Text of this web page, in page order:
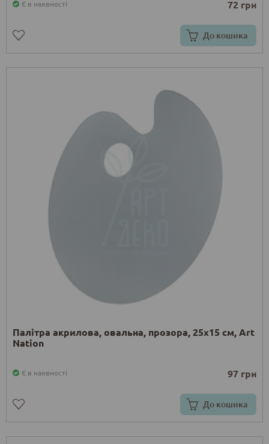
Є в наявності 72 грн
До кошика
Палітра акрилова, овальна, прозора, 25х15 см, Art
Nation
Є в наявності 97 грн
До кошика